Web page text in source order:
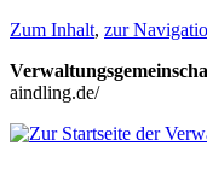
Zum Inhalt, zur
aindling.de/